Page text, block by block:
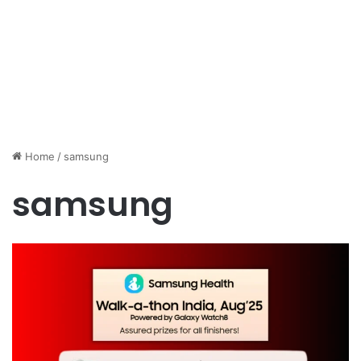
Home / samsung
samsung